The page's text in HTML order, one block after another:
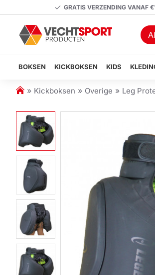
GRATIS VERZENDING VANAF
BOKSEN KICKBOKSEN KIDS
h
m
e
Kickboksen Overige Leg